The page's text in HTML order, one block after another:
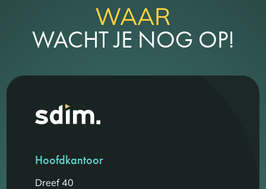
WAAR
WACHT JE NOG OP!
Hoofdkantoor
Dreef 40